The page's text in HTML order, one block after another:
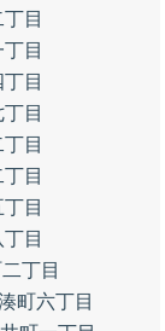
目
目
目
目
目
目
目
目
丁目
町六丁目